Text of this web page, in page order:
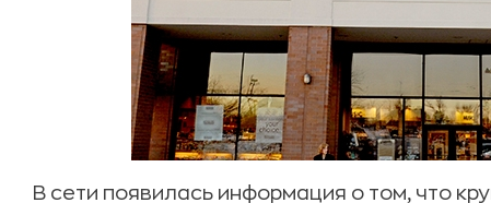
В сети появилась информация о том, что